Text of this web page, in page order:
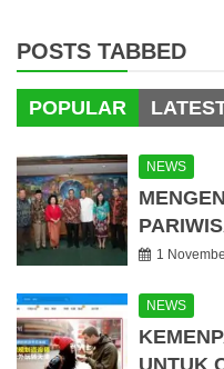
POSTS TABBED
POPULAR
NEWS
1
NEWS
UNTUK